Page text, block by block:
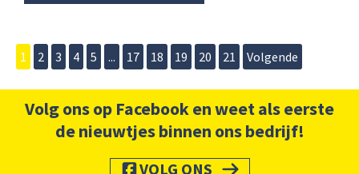
1 2 3 4 5 ... 17 18 19 20 21 Volgende
Volg ons op Facebook en weet als eerste
de nieuwtjes binnen ons bedrijf!
VOLG ONS